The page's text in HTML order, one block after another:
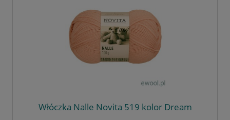
Włóczka Nalle Novita 519 kolor Dream